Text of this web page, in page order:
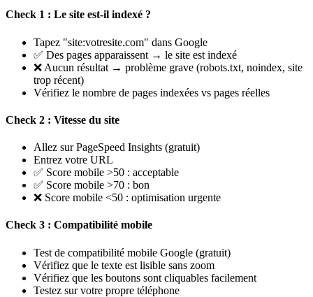
Check 1 : Le site est-il indexé ?
Tapez "site:votresite.com" dans Google
✅ Des pages apparaissent → le site est indexé
❌ Aucun résultat → problème grave (robots.txt, noindex, site
trop récent)
Vérifiez le nombre de pages indexées vs pages réelles
Check 2 : Vitesse du site
Allez sur PageSpeed Insights (gratuit)
Entrez votre URL
✅ Score mobile >50 : acceptable
✅ Score mobile >70 : bon
❌ Score mobile <50 : optimisation urgente
Check 3 : Compatibilité mobile
Test de compatibilité mobile Google (gratuit)
Vérifiez que le texte est lisible sans zoom
Vérifiez que les boutons sont cliquables facilement
Testez sur votre propre téléphone